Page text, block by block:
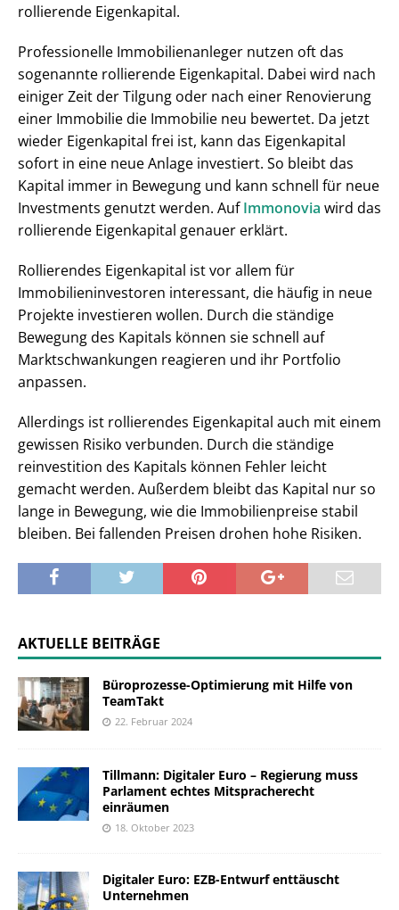
rollierende Eigenkapital.
Professionelle Immobilienanleger nutzen oft das
sogenannte rollierende Eigenkapital. Dabei wird nach
einiger Zeit der Tilgung oder nach einer Renovierung
einer Immobilie die Immobilie neu bewertet. Da jetzt
wieder Eigenkapital frei ist, kann das Eigenkapital
sofort in eine neue Anlage investiert. So bleibt das
Kapital immer in Bewegung und kann schnell für neue
Investments genutzt werden. AufImmonovia wird das
rollierende Eigenkapital genauer erklärt.
Rollierendes Eigenkapital ist vor allem für
Immobilieninvestoren interessant, die häufig in neue
Projekte investieren wollen. Durch die ständige
Bewegung des Kapitals können sie schnell auf
Marktschwankungen reagieren und ihr Portfolio
anpassen.
Allerdings ist rollierendes Eigenkapital auch mit einem
gewissen Risiko verbunden. Durch die ständige
reinvestition des Kapitals können Fehler leicht
gemacht werden. Außerdem bleibt das Kapital nur so
lange in Bewegung, wie die Immobilienpreise stabil
bleiben. Bei fallenden Preisen drohen hohe Risiken.
AKTUELLE BEITRÄGE
Büroprozesse-Optimierung mit Hilfe von
TeamTakt
22. Februar 2024
Tillmann: Digitaler Euro – Regierung muss
Parlament echtes Mitspracherecht
einräumen
18. Oktober 2023
Digitaler Euro: EZB-Entwurf enttäuscht
Unternehmen